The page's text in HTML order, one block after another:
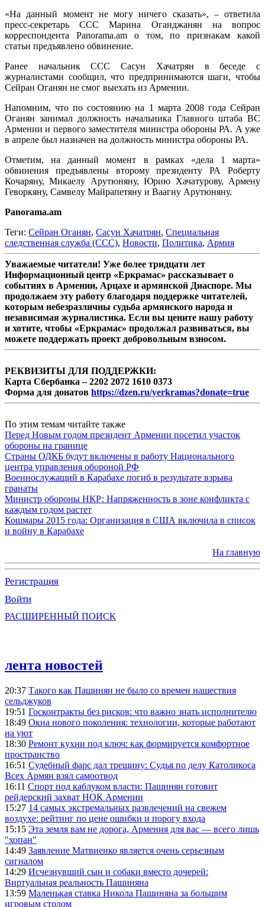
«На данный момент не могу ничего сказать», – ответила
пресс-секретарь ССС Марина Оганджанян на вопрос
корреспондента Panorama.am о том, по признакам какой
статьи предъявлено обвинение.
Ранее начальник ССС Сасун Хачатрян в беседе с
журналистами сообщил, что предпринимаются шаги, чтобы
Сейран Оганян не смог выехать из Армении.
Напомним, что по состоянию на 1 марта 2008 года Сейран
Оганян занимал должность начальника Главного штаба ВС
Армении и первого заместителя министра обороны РА. А уже
в апреле был назначен на должность министра обороны РА.
Отметим, на данный момент в рамках «дела 1 марта»
обвинения предъявлены второму президенту РА Роберту
Кочаряну, Микаелу Арутюняну, Юрию Хачатурову, Армену
Геворкяну, Самвелу Майрапетяну и Ваагну Арутюняну.
Panorama.am
Теги: Сейран Оганян, Сасун Хачатрян, Специальная
следственная служба (ССС), Новости, Политика, Армия
Уважаемые читатели! Уже более тридцати лет
Информационный центр «Еркрамас» рассказывает о
событиях в Армении, Арцахе и армянской Диаспоре. Мы
продолжаем эту работу благодаря поддержке читателей,
которым небезразличны судьба армянского народа и
независимая журналистика. Если вы цените нашу работу
и хотите, чтобы «Еркрамас» продолжал развиваться, вы
можете поддержать проект добровольным взносом.
РЕКВИЗИТЫ ДЛЯ ПОДДЕРЖКИ:
Карта Сбербанка – 2202 2072 1610 0373
Форма для донатов https://dzen.ru/yerkramas?donate=true
По этим темам читайте также
Перед Новым годом президент Армении посетил участок
обороны на границе
Страны ОДКБ будут включены в работу Национального
центра управления обороной РФ
Военнослужащий в Карабахе погиб в результате взрыва
гранаты
Министр обороны НКР: Напряженность в зоне конфликта с
каждым годом растет
Кошмары 2015 года: Организация в США включила в список
и войну в Карабахе
На главную
Регистрация
Войти
РАСШИРЕННЫЙ ПОИСК
лента новостей
20:37 Такого как Пашинян не было со времен нашествия
сельджуков
19:51 Госконтракты без рисков: что важно знать исполнителю
18:49 Окна нового поколения: технологии, которые работают
на уют
18:30 Ремонт кухни под ключ: как формируется комфортное
пространство
16:51 Судебный фарс дал трещину: Судья по делу Католикоса
Всех Армян взял самоотвод
16:11 Спорт под каблуком власти: Пашинян готовит
рейдерский захват НОК Армении
15:27 14 самых экстремальных развлечений на свежем
воздухе: рейтинг по цене ошибки и порогу входа
15:15 Эта земля вам не дорога, Армения для вас — всего лишь
"хопан"
14:49 Заявление Матвиенко является очень серьезным
сигналом
14:29 Исчезнувший сын и собаки вместо дочерей:
Виртуальная реальность Пашиняна
13:59 Маленькая ставка Никола Пашиняна за большим
игровым столом